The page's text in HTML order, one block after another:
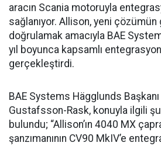
aracın Scania motoruyla
sağlanıyor. Allison, yeni
doğrulamak amacıyla BAE
yıl boyunca kapsamlı
gerçekleştirdi.
BAE Systems Hägglunds
Gustafsson-Rask, konuyla ilgili
bulundu; “Allison’ın 4040 MX
şanzımanının CV90 MkIV’e